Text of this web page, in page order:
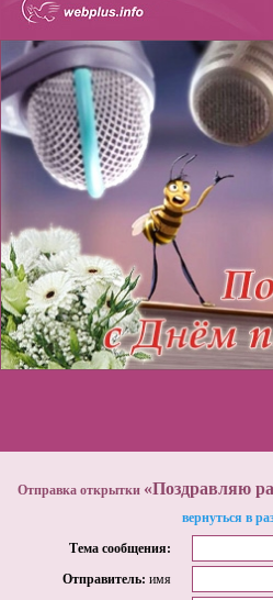
Отправка открытки «Поздравляю
вернуться в
Тема сообщения:
Отправитель: имя